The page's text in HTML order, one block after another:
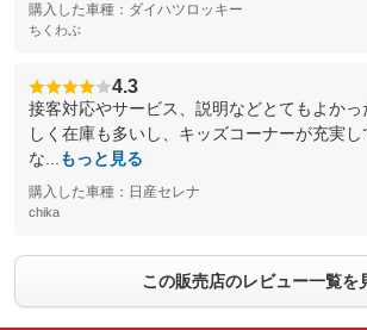
購入した車種：ダイハツロッキー
ちくわぶ
4.3
接客対応やサービス、説明などとてもよか
しく在庫も多いし、キッズコーナーが充実し
な...
もっと見る
購入した車種：日産セレナ
chika
この販売店のレビュー一覧を